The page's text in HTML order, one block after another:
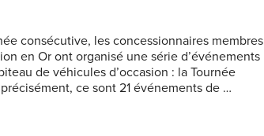
consécutive, les concessionnaires membres
en Or ont organisé une série d’événements
de véhicules d’occasion : la Tournée
ce sont 21 événements de …